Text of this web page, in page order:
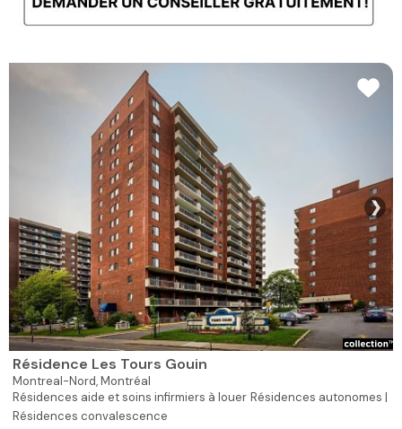
❯
Résidence Les Tours Gouin
Montreal-Nord,Montréal
Résidences aide et soins infirmiers à louer Résidences autonomes |
Résidences convalescence